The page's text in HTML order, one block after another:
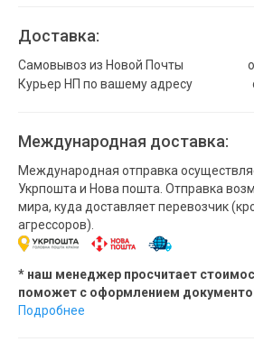
Доставка:
Самовывоз из Новой Почты
Курьер НП по вашему адресу
Международная доставка:
Международная отправка
Укрпошта и Нова пошта. Отправка
мира, куда доставляет перевозчик
агрессоров).
* наш менеджер просчитает
поможет с оформлением
Подробнее